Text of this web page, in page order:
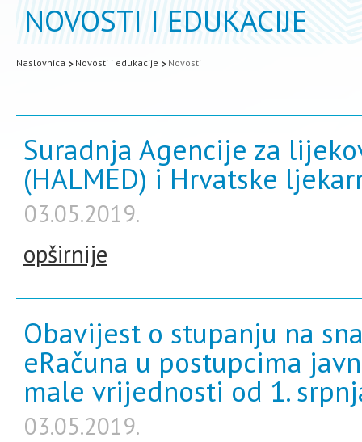
NOVOSTI I EDUKACIJE
Naslovnica Novosti i edukacije Novosti
Suradnja Agencije za
(HALMED) i Hrvatske
03.05.2019.
opširnije
Obavijest o stupanju na
eRačuna u postupcima
male vrijednosti od 1.
03.05.2019.